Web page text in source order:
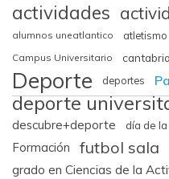
actividades
alumnos uneatlantico atletismo
Campus Universitario cantabria
Deporte deportes
deporte
descubre+deporte día de
Formación futbol sala
grado en Ciencias de la